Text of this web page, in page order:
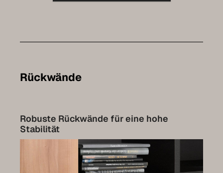
Rückwände
Robuste Rückwände für eine hohe
Stabilität